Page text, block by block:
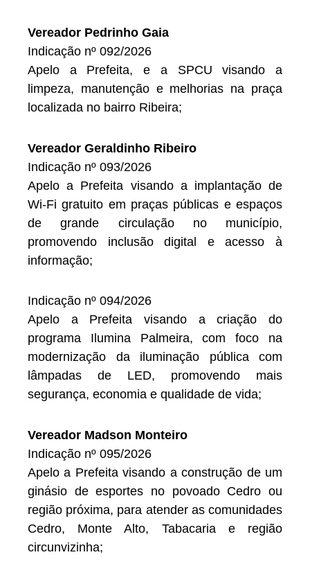
Vereador Pedrinho Gaia
Indicação nº 092/2026
Apelo a Prefeita, e a SPCU visando a
limpeza, manutenção e melhorias na praça
localizada no bairro Ribeira;
Vereador Geraldinho Ribeiro
Indicação nº 093/2026
Apelo a Prefeita visando a implantação de
Wi-Fi gratuito em praças públicas e espaços
de grande circulação no município,
promovendo inclusão digital e acesso à
informação;
Indicação nº 094/2026
Apelo a Prefeita visando a criação do
programa Ilumina Palmeira, com foco na
modernização da iluminação pública com
lâmpadas de LED, promovendo mais
segurança, economia e qualidade de vida;
Vereador Madson Monteiro
Indicação nº 095/2026
Apelo a Prefeita visando a construção de um
ginásio de esportes no povoado Cedro ou
região próxima, para atender as comunidades
Cedro, Monte Alto, Tabacaria e região
circunvizinha;